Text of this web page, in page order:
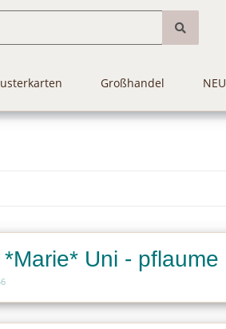
Großhandel NEU
Uni - pflaume